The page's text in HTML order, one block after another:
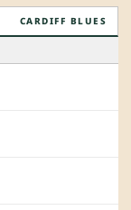
CARDIFF BLUES